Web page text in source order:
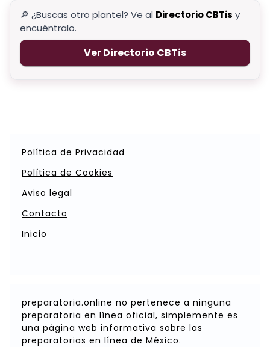
🔎 ¿Buscas otro plantel? Ve al Directorio CBTis y
encuéntralo.
Ver Directorio CBTis
Política de Privacidad
Política de Cookies
Aviso legal
Contacto
Inicio
preparatoria.online no pertenece a ninguna
preparatoria en línea oficial, simplemente es
una página web informativa sobre las
preparatorias en línea de México.